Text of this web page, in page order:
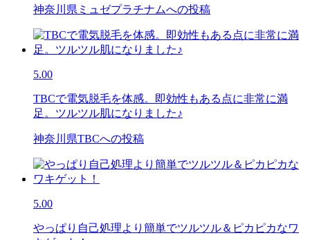
神奈川県ミュゼプラチナムへの投稿
5.00
TBCで電気脱毛を体感。即効性もある点に非常に満
足。ツルツル肌になりました♪
神奈川県TBCへの投稿
5.00
やっぱり自己処理より簡単でツルツル＆ピカピカなワ